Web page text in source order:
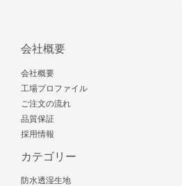
会社概要
会社概要
工場プロファイル
ご注文の流れ
品質保証
採用情報
カテゴリー
防水透湿生地